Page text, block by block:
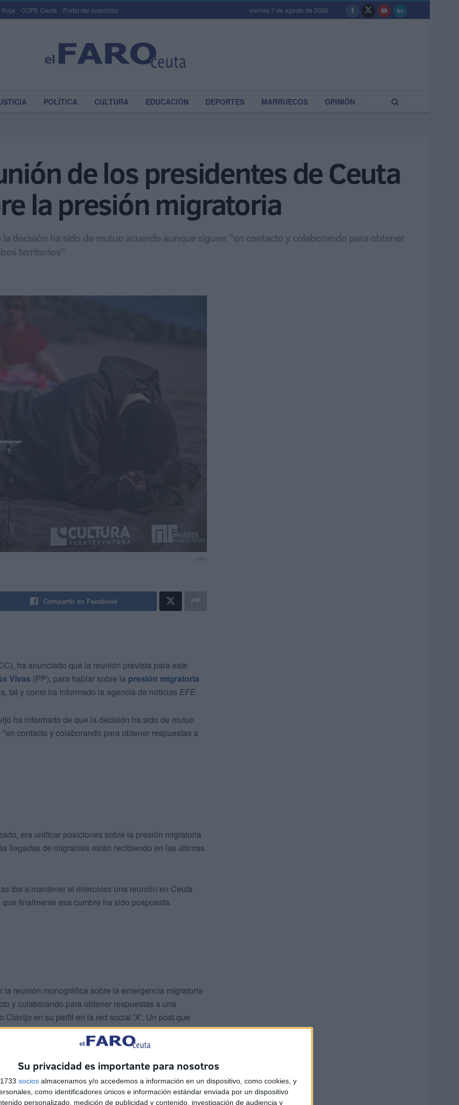
Su privacidad es importante para nosotros
socios almacenamos y/o accedemos a información en un dispositivo, como cookies, y
como identificadores únicos e información estándar enviada por un dispositivo
personalizado, medición de publicidad y contenido, investigación de audiencia y
Roja COPE Ceuta Portal del suscriptor viernes 7 de agosto de 2026
POLÍTICA CULTURA EDUCACIÓN DEPORTES MARRUECOS OPINIÓN
de los presidentes de Ceuta
la presión migratoria
decisión ha sido de mutuo acuerdo aunque siguen "en contacto y colaborando para obtener
territorios"
EFE
Compartir en Facebook
ha anunciado que la reunión prevista para este
Vivas (PP), para hablar sobre la presión migratoria
tal y como ha informado la agencia de noticias EFE.
ha informado de que la decisión ha sido de mutuo
contacto y colaborando para obtener respuestas a
era unificar posiciones sobre la presión migratoria
llegadas de migrantes están recibiendo en las últimas
iba a mantener el miércoles una reunión en Ceuta
que finalmente esa cumbre ha sido pospuesta.
reunión monográfica sobre la emergencia migratoria
y colaborando para obtener respuestas a una
Clavijo en su perfil en la red social 'X'. Un post que
del Gobierno de Canarias de dejar la
tiene red de centros de la comunidad autónoma al
en su partido (CC) sobre la conveniencia de